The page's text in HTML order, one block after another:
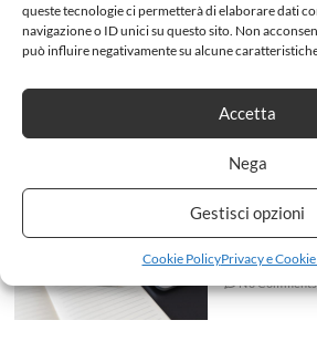
queste tecnologie ci permetterà di elaborare dati
navigazione o ID unici su questo sito. Non
può influire negativamente su alcune
Accetta
Nega
Gestisci opzioni
Cookie PolicyPrivacy e
Tamron
VC USD G2
admin
6
No Comments
Scarica la
Fotografia
admin
8
No Comments